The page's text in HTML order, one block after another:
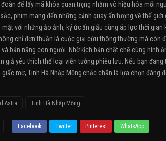
để lấy mã khóa quan trọng nhằm vô hiệu hóa mối
phim mang đến những cảnh quay ấn tượng về thế
mặt với những ảo ảnh, ký ức ẩn giấu cùng áp lực thời
chỉ đơn thuần là cuộc giải cứu thông thường mà
và bản năng con người. Nhờ kịch bản chặt chẽ cùng hình
giả yêu thích thể loại viễn tưởng phiêu lưu. Nếu bạn
mơ, Tinh Hà Nhập Mộng chắc chắn là lựa chọn đáng
Astra Tinh Hà Nhập Mộng
Facebook Twitter Pinterest WhatsApp